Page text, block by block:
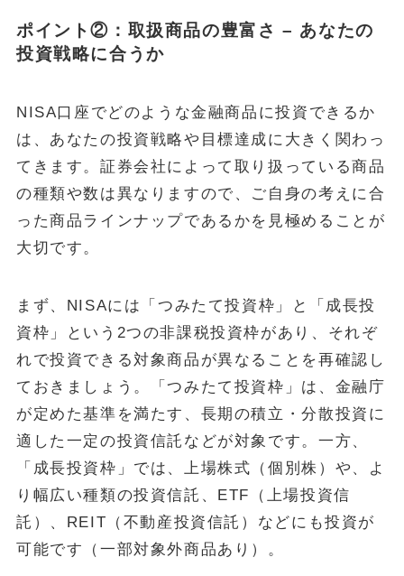
ポイント②：取扱商品の豊富さ – あなたの
投資戦略に合うか
NISA口座でどのような金融商品に投資できるか
は、あなたの投資戦略や目標達成に大きく関わっ
てきます。証券会社によって取り扱っている商品
の種類や数は異なりますので、ご自身の考えに合
った商品ラインナップであるかを見極めることが
大切です。
まず、NISAには「つみたて投資枠」と「成長投
資枠」という2つの非課税投資枠があり、それぞ
れで投資できる対象商品が異なることを再確認し
ておきましょう。「つみたて投資枠」は、金融庁
が定めた基準を満たす、長期の積立・分散投資に
適した一定の投資信託などが対象です。一方、
「成長投資枠」では、上場株式（個別株）や、よ
り幅広い種類の投資信託、ETF（上場投資信
託）、REIT（不動産投資信託）などにも投資が
可能です（一部対象外商品あり）。